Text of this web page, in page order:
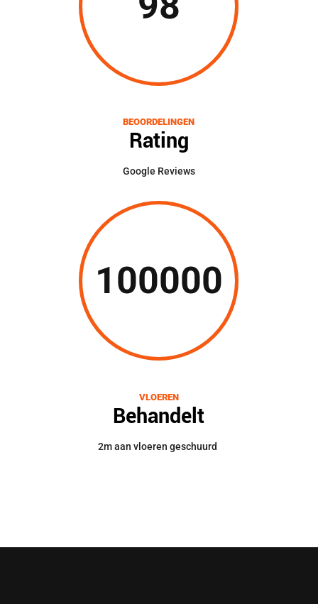
BEOORDELINGEN
Rating
Google Reviews
100000
VLOEREN
Behandelt
2m aan vloeren geschuurd